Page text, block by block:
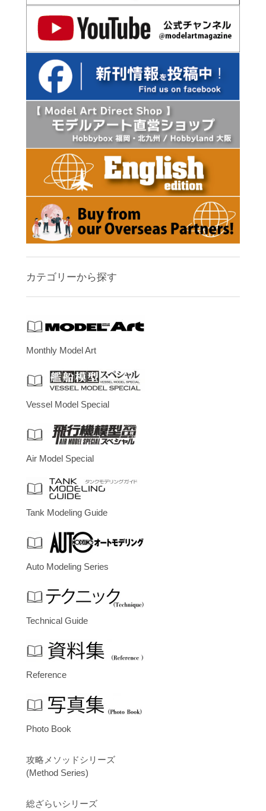
カテゴリーから探す
Monthly Model Art
Vessel Model Special
Air Model Special
Tank Modeling Guide
Auto Modeling Series
Technical Guide
Reference
Photo Book
攻略メソッドシリーズ
(Method Series)
総ざらいシリーズ